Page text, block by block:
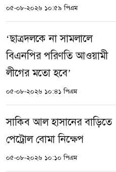
০৫-০৮-২০২৬ ১০:৫৯ পিএম
‘ছাত্রদলকে না সামলালে
বিএনপির পরিণতি আওয়ামী
লীগের মতো হবে’
০৫-০৮-২০২৬ ১০:৪১ পিএম
সাকিব আল হাসানের বাড়িতে
পেট্রোল বোমা নিক্ষেপ
০৫-০৮-২০২৬ ১০:১০ পিএম